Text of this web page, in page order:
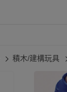
積木/建構玩具